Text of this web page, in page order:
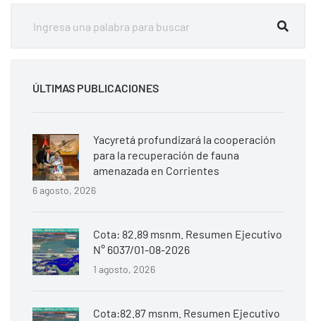
ÚLTIMAS PUBLICACIONES
Yacyretá profundizará la cooperación
para la recuperación de fauna
amenazada en Corrientes
6 agosto, 2026
Cota: 82.89 msnm. Resumen Ejecutivo
N° 6037/01-08-2026
1 agosto, 2026
Cota:82.87 msnm. Resumen Ejecutivo